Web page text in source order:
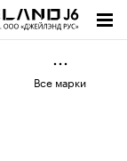
Все марки